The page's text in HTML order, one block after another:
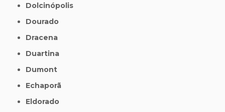
Dolcinópolis
Dourado
Dracena
Duartina
Dumont
Echaporã
Eldorado